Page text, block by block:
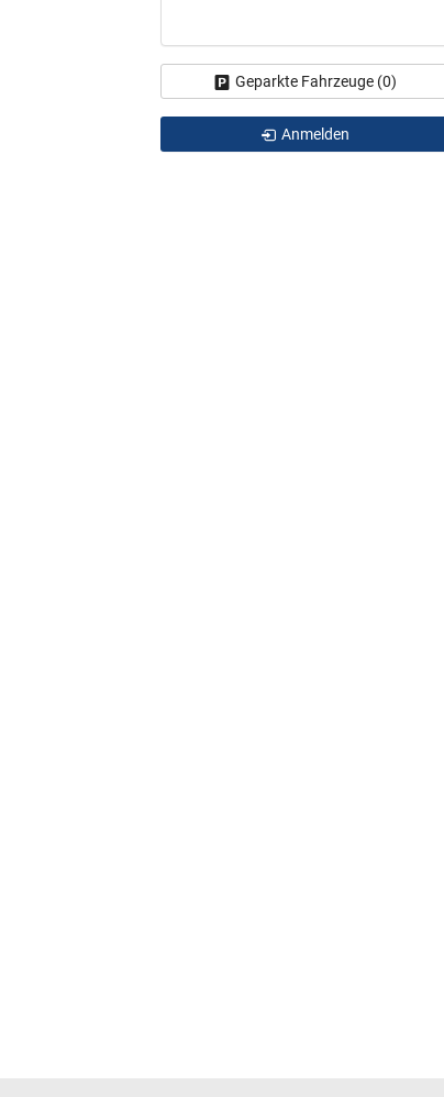
Geparkte Fahrzeuge (0)
Anmelden